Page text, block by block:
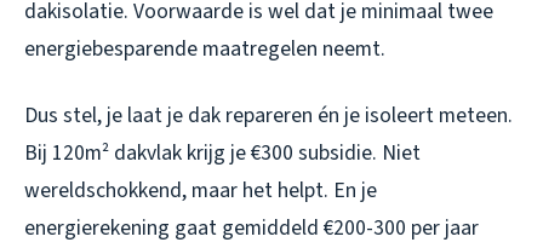
dakisolatie. Voorwaarde is wel dat je minimaal twee
energiebesparende maatregelen neemt.
Dus stel, je laat je dak repareren én je isoleert meteen.
Bij 120m² dakvlak krijg je €300 subsidie. Niet
wereldschokkend, maar het helpt. En je
energierekening gaat gemiddeld €200-300 per jaar